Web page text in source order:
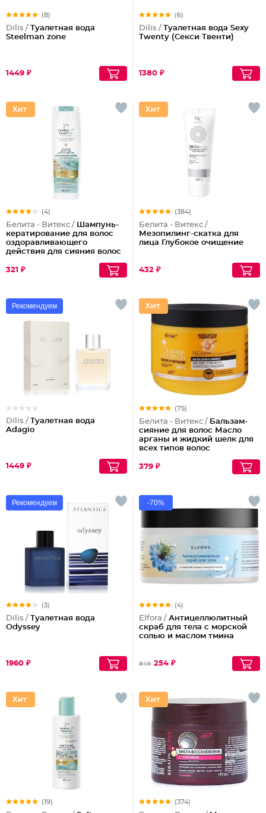
(8)
Dilis / Туалетная вода
Steelman zone
1449 ₽
(6)
Dilis / Туалетная вода Sexy
Twenty (Секси Твенти)
1380 ₽
(4)
Белита - Витекс / Шампунь-
кератирование для волос
оздоравливающего
действия для сияния волос
321 ₽
(384)
Белита - Витекс /
Мезопилинг-скатка для
лица Глубокое очищение
432 ₽
Рекомендуем
Dilis / Туалетная вода
Adagio
1449 ₽
(75)
Белита - Витекс / Бальзам-
сияние для волос Масло
арганы и жидкий шелк для
всех типов волос
379 ₽
Рекомендуем
(3)
Dilis / Туалетная вода
Odyssey
1960 ₽
-70%
(4)
Elfora / Антицеллюлитный
скраб для тела с морской
солью и маслом тмина
849 254 ₽
(19) (374)